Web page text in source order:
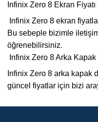
Infinix Zero 8 Ekran
Infinix Zero 8 ekran
Bu sebeple bizimle
öğrenebilirsiniz.
Infinix Zero 8 Arka
Infinix Zero 8 arka kapak
güncel fiyatlar için bizi